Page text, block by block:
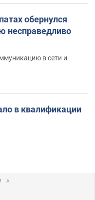
обернулся
несправедливо
в сети и
в квалификации